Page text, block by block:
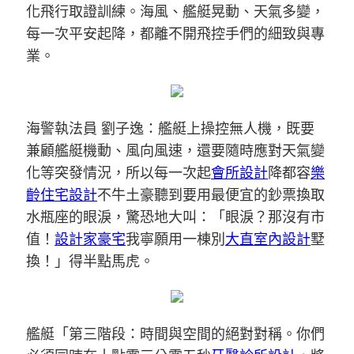
化飛行取證訓練。海風、艦艇晃動、天氣多變，
每一次平安起降，都離不開飛控手們的細致與專
業。
海警執法員 劉子逸：艦艇上操控無人機，既要
兼顧艦艇機動、風向風速，還要隨時應對天氣變
化等突發情況，所以每一次起會所設計降都容樂
齡住宅設計不牛土豪聽到要用最便宜的鈔票換取
水瓶座的眼淚，驚恐地大叫：「眼淚？那沒有市
值！ 設計家豪宅我寧願用一棟別 大直室內設計墅
換！」得半點馬虎。
艦艇「第三階段：時間與空間的絕對對稱。你們